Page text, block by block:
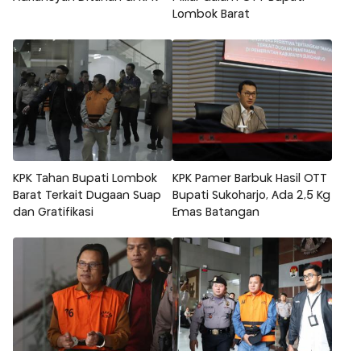
Lombok Barat
KPK Tahan Bupati Lombok
Barat Terkait Dugaan Suap
dan Gratifikasi
KPK Pamer Barbuk Hasil OTT
Bupati Sukoharjo, Ada 2,5 Kg
Emas Batangan